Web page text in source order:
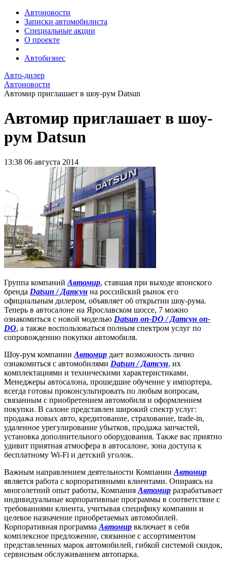
Автоновости
Записки автомобилиста
Специальные акции
О проекте
Автобизнес
Авто-дилер
Автоновости
Автомир приглашает в шоу-рум Datsun
Автомир приглашает в шоу-
рум Datsun
13:38 06 августа 2014
Группа компаний Автомир, ставшая при выходе японского
бренда Datsun / Датсун на российский рынок его
официальным дилером, объявляет об открытии шоу-рума.
Теперь в автосалоне на Ярославском шоссе, 7 можно
ознакомиться с новой моделью Datsun on-DO / Датсун on-
DO, а также воспользоваться полным спектром услуг по
сопровождению покупки автомобиля.
Шоу-рум компании Автомир дает возможность лично
ознакомиться с автомобилями Datsun / Датсун, их
комплектациями и техническими характеристиками.
Менеджеры автосалона, прошедшие обучение у импортера,
всегда готовы проконсультировать по любым вопросам,
связанным с приобретением автомобиля и оформлением
покупки. В салоне представлен широкий спектр услуг:
продажа новых авто, кредитование, страхование, trade-in,
удаленное урегулирование убытков, продажа запчастей,
установка дополнительного оборудования. Также вас приятно
удивит приятная атмосфера в автосалоне, зона доступа к
бесплатному Wi-Fi и детский уголок.
Важным направлением деятельности Компании Автомир
является работа с корпоративными клиентами. Опираясь на
многолетний опыт работы, Компания Автомир разрабатывает
индивидуальные корпоративные программы в соответствие с
требованиями клиента, учитывая специфику компании и
целевое назначение приобретаемых автомобилей.
Корпоративная программа Автомир включает в себя
комплексное предложение, связанное с ассортиментом
представленных марок автомобилей, гибкой системой скидок,
сервисным обслуживанием автопарка.